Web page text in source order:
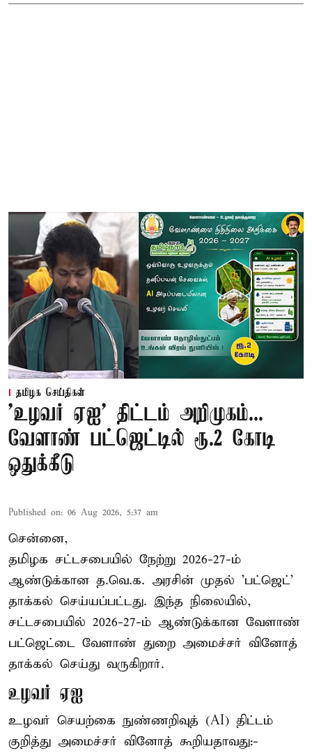
தமிழக செய்திகள்
'உழவர் ஏஐ' திட்டம் அறிமுகம்...
வேளாண் பட்ஜெட்டில் ரூ.2 கோடி
ஒதுக்கீடு
Published on: 06 Aug 2026, 5:37 am
சென்னை,
தமிழக சட்டசபையில் நேற்று 2026-27-ம்
ஆண்டுக்கான த.வெ.க. அரசின் முதல் 'பட்ஜெட்'
தாக்கல் செய்யப்பட்டது. இந்த நிலையில்,
சட்டசபையில் 2026-27-ம் ஆண்டுக்கான வேளாண்
பட்ஜெட்டை வேளாண் துறை அமைச்சர் வினோத்
தாக்கல் செய்து வருகிறார்.
உழவர் ஏஐ
உழவர் செயற்கை நுண்ணறிவுத் (AI) திட்டம்
குறித்து அமைச்சர் வினோத் கூறியதாவது:-